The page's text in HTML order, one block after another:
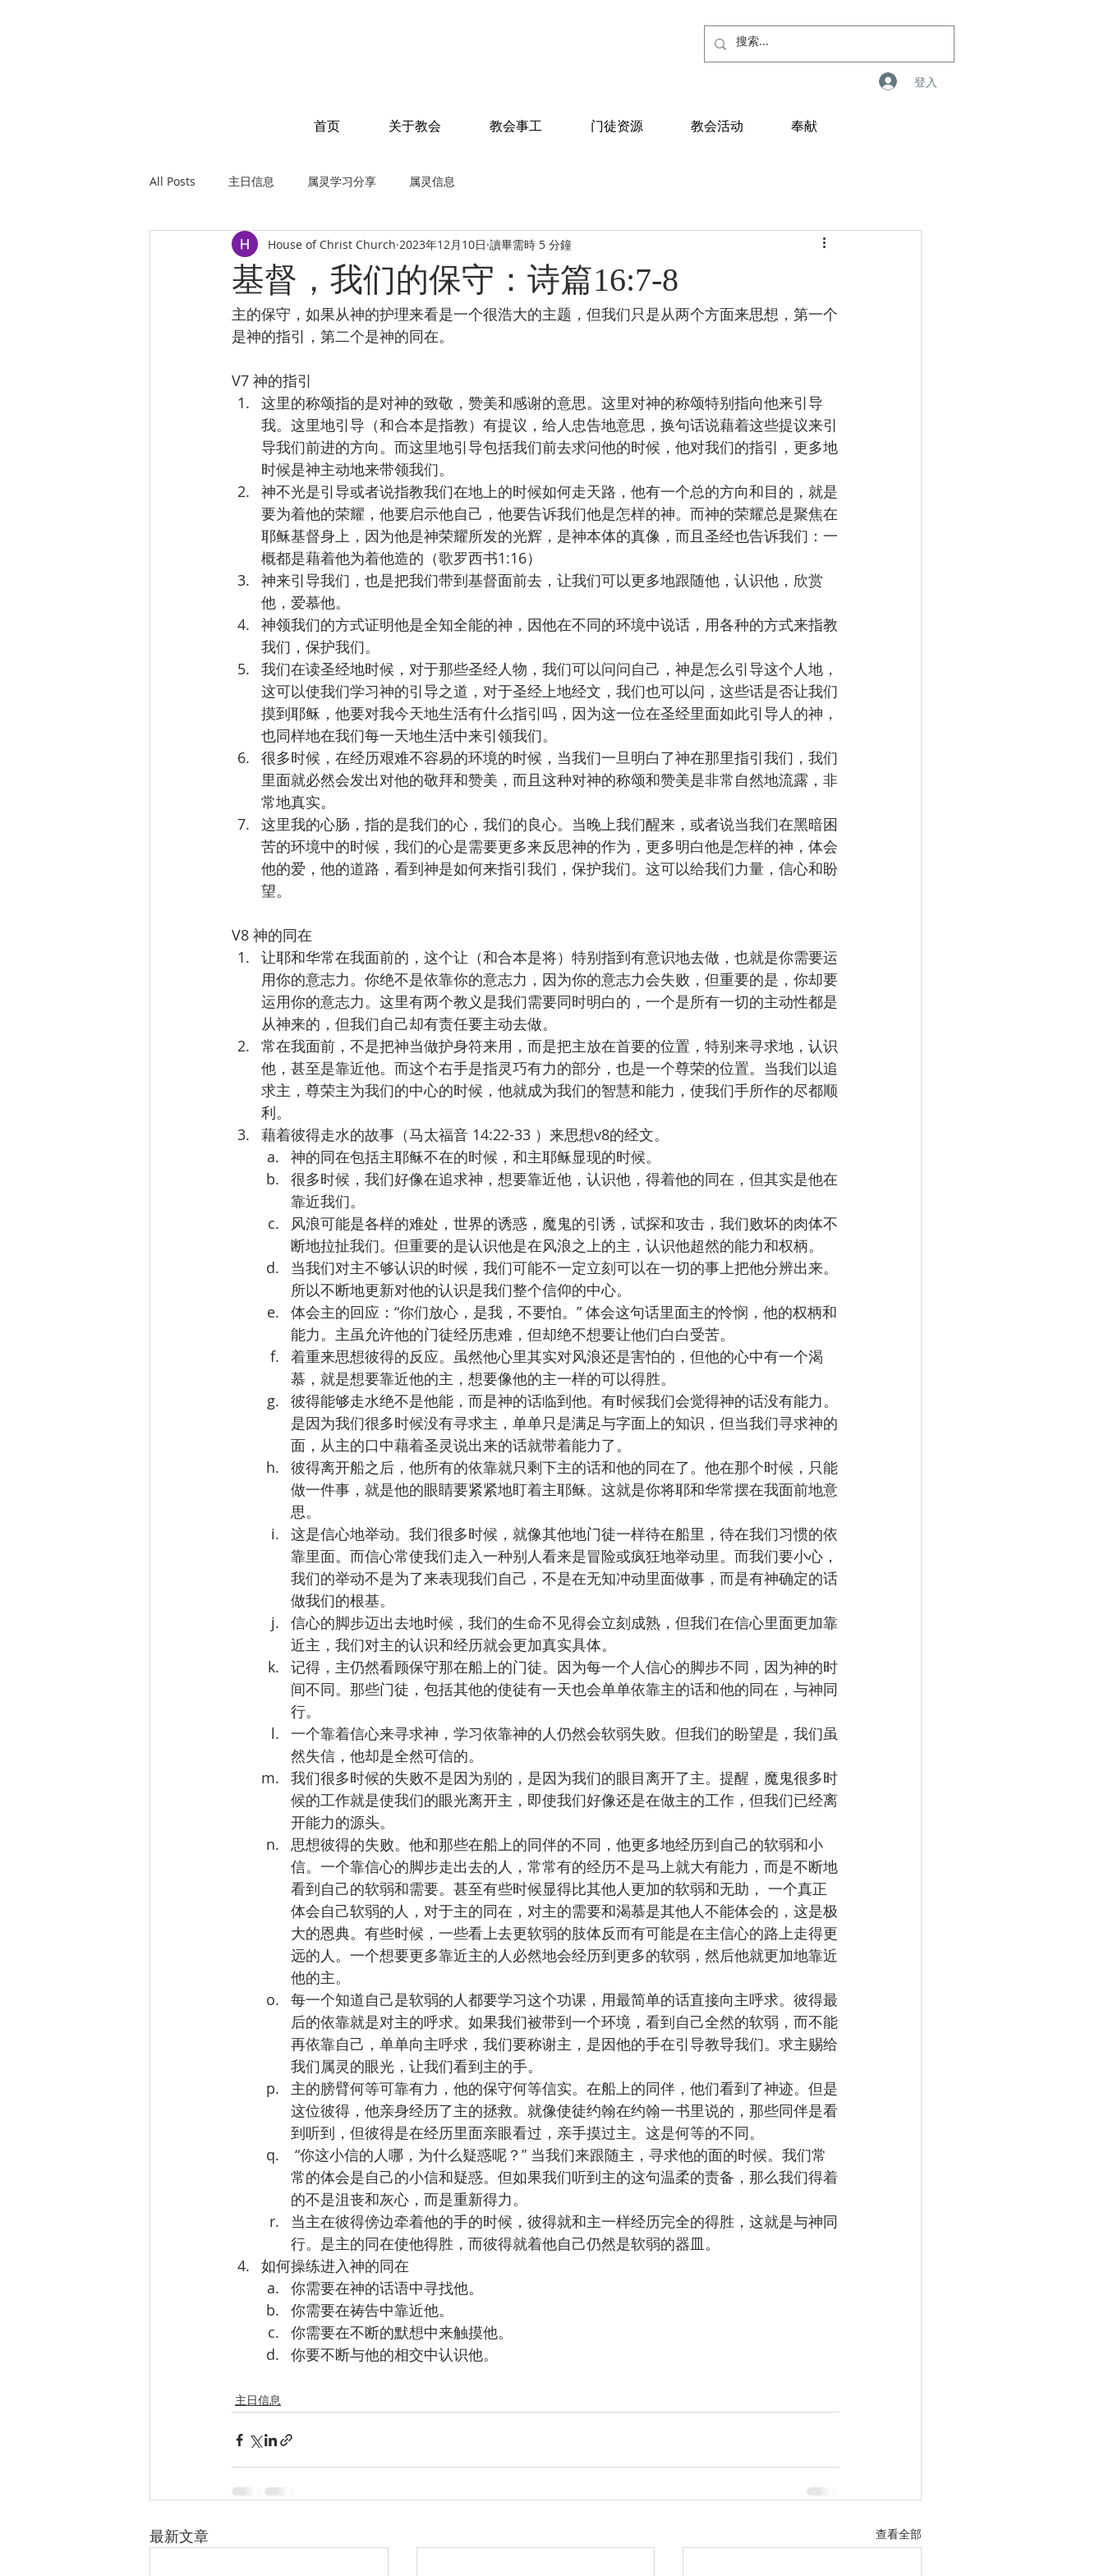
登入
首页 关于教会 教会事工 门徒资源 教会活动 奉献
All Posts 主日信息 属灵学习分享 属灵信息
基督，我们的保守：诗篇16:7-8
House of Christ Church 2023年12月10日 讀畢需時 5 分鐘
主的保守，如果从神的护理来看是一个很浩大的主题，但我们只是从两个方面来思想，第一个
是神的指引，第二个是神的同在。
V7 神的指引
这里的称颂指的是对神的致敬，赞美和感谢的意思。这里对神的称颂特别指向他来引导
我。这里地引导（和合本是指教）有提议，给人忠告地意思，换句话说藉着这些提议来引
导我们前进的方向。而这里地引导包括我们前去求问他的时候，他对我们的指引，更多地
时候是神主动地来带领我们。
神不光是引导或者说指教我们在地上的时候如何走天路，他有一个总的方向和目的，就是
要为着他的荣耀，他要启示他自己，他要告诉我们他是怎样的神。而神的荣耀总是聚焦在
耶稣基督身上，因为他是神荣耀所发的光辉，是神本体的真像，而且圣经也告诉我们：一
概都是藉着他为着他造的（歌罗西书‬1:16）
神来引导我们，也是把我们带到基督面前去，让我们可以更多地跟随他，认识他，欣赏
他，爱慕他。
神领我们的方式证明他是全知全能的神，因他在不同的环境中说话，用各种的方式来指教
我们，保护我们。
我们在读圣经地时候，对于那些圣经人物，我们可以问问自己，神是怎么引导这个人地，
这可以使我们学习神的引导之道，对于圣经上地经文，我们也可以问，这些话是否让我们
摸到耶稣，他要对我今天地生活有什么指引吗，因为这一位在圣经里面如此引导人的神，
也同样地在我们每一天地生活中来引领我们。
很多时候，在经历艰难不容易的环境的时候，当我们一旦明白了神在那里指引我们，我们
里面就必然会发出对他的敬拜和赞美，而且这种对神的称颂和赞美是非常自然地流露，非
常地真实。
这里我的心肠，指的是我们的心，我们的良心。当晚上我们醒来，或者说当我们在黑暗困
苦的环境中的时候，我们的心是需要更多来反思神的作为，更多明白他是怎样的神，体会
他的爱，他的道路，看到神是如何来指引我们，保护我们。这可以给我们力量，信心和盼
望。
V8 神的同在
让耶和华常在我面前的，这个让（和合本是将）特别指到有意识地去做，也就是你需要运
用你的意志力。你绝不是依靠你的意志力，因为你的意志力会失败，但重要的是，你却要
运用你的意志力。这里有两个教义是我们需要同时明白的，一个是所有一切的主动性都是
从神来的，但我们自己却有责任要主动去做。
常在我面前，不是把神当做护身符来用，而是把主放在首要的位置，特别来寻求地，认识
他，甚至是靠近他。而这个右手是指灵巧有力的部分，也是一个尊荣的位置。当我们以追
求主，尊荣主为我们的中心的时候，他就成为我们的智慧和能力，使我们手所作的尽都顺
利。
藉着彼得走水的故事（马太福音 14:22-33 ）来思想v8的经文。
神的同在包括主耶稣不在的时候，和主耶稣显现的时候。
很多时候，我们好像在追求神，想要靠近他，认识他，得着他的同在，但其实是他在
靠近我们。
风浪可能是各样的难处，世界的诱惑，魔鬼的引诱，试探和攻击，我们败坏的肉体不
断地拉扯我们。但重要的是认识他是在风浪之上的主，认识他超然的能力和权柄。
当我们对主不够认识的时候，我们可能不一定立刻可以在一切的事上把他分辨出来。
所以不断地更新对他的认识是我们整个信仰的中心。
体会主的回应：“你们放心，是我，不要怕。” 体会这句话里面主的怜悯，他的权柄和
能力。主虽允许他的门徒经历患难，但却绝不想要让他们白白受苦。
着重来思想彼得的反应。虽然他心里其实对风浪还是害怕的，但他的心中有一个渴
慕，就是想要靠近他的主，想要像他的主一样的可以得胜。
彼得能够走水绝不是他能，而是神的话临到他。有时候我们会觉得神的话没有能力。
是因为我们很多时候没有寻求主，单单只是满足与字面上的知识，但当我们寻求神的
面，从主的口中藉着圣灵说出来的话就带着能力了。
彼得离开船之后，他所有的依靠就只剩下主的话和他的同在了。他在那个时候，只能
做一件事，就是他的眼睛要紧紧地盯着主耶稣。这就是你将耶和华常摆在我面前地意
思。
这是信心地举动。我们很多时候，就像其他地门徒一样待在船里，待在我们习惯的依
靠里面。而信心常使我们走入一种别人看来是冒险或疯狂地举动里。而我们要小心，
我们的举动不是为了来表现我们自己，不是在无知冲动里面做事，而是有神确定的话
做我们的根基。
信心的脚步迈出去地时候，我们的生命不见得会立刻成熟，但我们在信心里面更加靠
近主，我们对主的认识和经历就会更加真实具体。
记得，主仍然看顾保守那在船上的门徒。因为每一个人信心的脚步不同，因为神的时
间不同。那些门徒，包括其他的使徒有一天也会单单依靠主的话和他的同在，与神同
行。
一个靠着信心来寻求神，学习依靠神的人仍然会软弱失败。但我们的盼望是，我们虽
然失信，他却是全然可信的。
我们很多时候的失败不是因为别的，是因为我们的眼目离开了主。提醒，魔鬼很多时
候的工作就是使我们的眼光离开主，即使我们好像还是在做主的工作，但我们已经离
开能力的源头。
思想彼得的失败。他和那些在船上的同伴的不同，他更多地经历到自己的软弱和小
信。一个靠信心的脚步走出去的人，常常有的经历不是马上就大有能力，而是不断地
看到自己的软弱和需要。甚至有些时候显得比其他人更加的软弱和无助， 一个真正
体会自己软弱的人，对于主的同在，对主的需要和渴慕是其他人不能体会的，这是极
大的恩典。有些时候，一些看上去更软弱的肢体反而有可能是在主信心的路上走得更
远的人。一个想要更多靠近主的人必然地会经历到更多的软弱，然后他就更加地靠近
他的主。
每一个知道自己是软弱的人都要学习这个功课，用最简单的话直接向主呼求。彼得最
后的依靠就是对主的呼求。如果我们被带到一个环境，看到自己全然的软弱，而不能
再依靠自己，单单向主呼求，我们要称谢主，是因他的手在引导教导我们。求主赐给
我们属灵的眼光，让我们看到主的手。
主的膀臂何等可靠有力，他的保守何等信实。在船上的同伴，他们看到了神迹。但是
这位彼得，他亲身经历了主的拯救。就像使徒约翰在约翰一书里说的，那些同伴是看
到听到，但彼得是在经历里面亲眼看过，亲手摸过主。这是何等的不同。
常的体会是自己的小信和疑惑。但如果我们听到主的这句温柔的责备，那么我们得着
的不是沮丧和灰心，而是重新得力。
当主在彼得傍边牵着他的手的时候，彼得就和主一样经历完全的得胜，这就是与神同
行。是主的同在使他得胜，而彼得就着他自己仍然是软弱的器皿。
如何操练进入神的同在
你需要在神的话语中寻找他。
你需要在祷告中靠近他。
你需要在不断的默想中来触摸他。
你要不断与他的相交中认识他。
主日信息
最新文章 查看全部